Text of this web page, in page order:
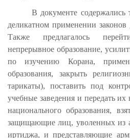
В документе содержались
деликатном применении законов
Также предлагалось
непрерывное образование,
по изучению Корана,
образования, закрыть
тарикаты), поставить под
учебные заведения и передать их
национального образования,
защищающие лиц, уволенных из
иртиджа, и представляющие